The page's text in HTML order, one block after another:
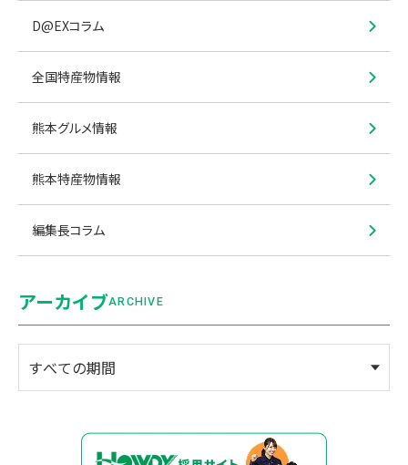
D@EXコラム
全国特産物情報
熊本グルメ情報
熊本特産物情報
編集長コラム
アーカイブARCHIVE